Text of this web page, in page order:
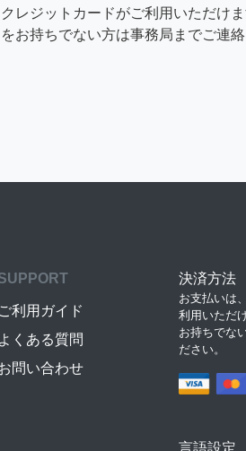
レジットカードがご利用いただけ
お持ちでない方は事務局までご連
ご利用ガイド
よくある質問
問い合わせ
決済方法
お支払いは
利用いただ
お持ちでな
ださい。
言語設定